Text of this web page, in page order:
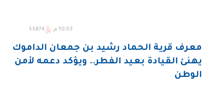
10:53 م 53874
معرف قرية الحماد رشيد بن جمعان الداموك
يهنئ القيادة بعيد الفطر.. ويؤكد دعمه لأمن
الوطن